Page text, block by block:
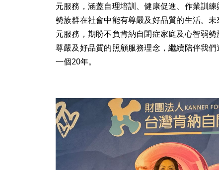
元服務，涵蓋自理培訓、健康促進、作業訓
勢族群在社會中能有尊嚴及好品質的生活。
元服務，期盼不負肯納自閉症家庭及心智弱
尊嚴及好品質的照顧服務理念，繼續陪伴我
一個20年。